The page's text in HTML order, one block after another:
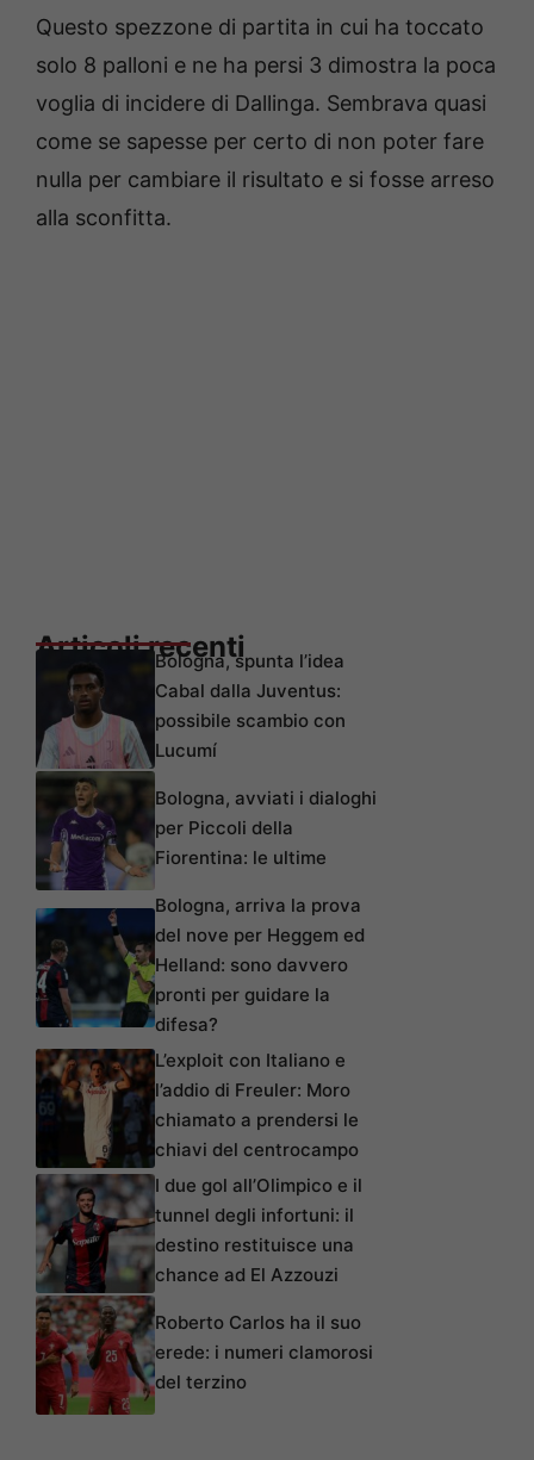
Questo spezzone di partita in cui ha toccato
solo 8 palloni e ne ha persi 3 dimostra la poca
voglia di incidere di Dallinga. Sembrava quasi
come se sapesse per certo di non poter fare
nulla per cambiare il risultato e si fosse arreso
alla sconfitta.
Articoli recentiBologna, spunta l’idea
Cabal dalla Juventus:
possibile scambio con
Lucumí
Bologna, avviati i dialoghi
per Piccoli della
Fiorentina: le ultime
Bologna, arriva la prova
del nove per Heggem ed
Helland: sono davvero
pronti per guidare la
difesa?
L’exploit con Italiano e
l’addio di Freuler: Moro
chiamato a prendersi le
chiavi del centrocampo
I due gol all’Olimpico e il
tunnel degli infortuni: il
destino restituisce una
chance ad El Azzouzi
Roberto Carlos ha il suo
erede: i numeri clamorosi
del terzino